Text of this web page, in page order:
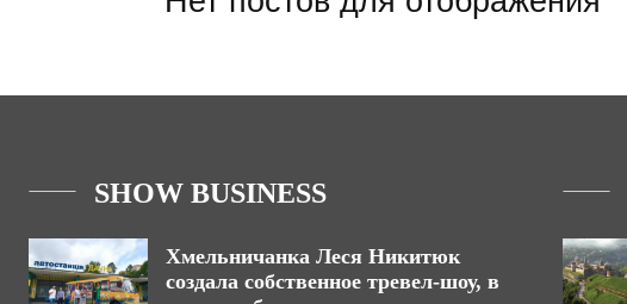
SHOW BUSINESS
Хмельничанка Леся Никитюк
создала собственное тревел-шоу, в